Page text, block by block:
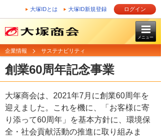
大塚IDとは 大塚ID新規登録 ログイン
メニュー
企業情報 サステナビリティ
創業60周年記念事業
大塚商会は、2021年7月に創業60周年を
迎えました。これを機に、「お客様に寄
り添って60周年」を基本方針に、環境保
全・社会貢献活動の推進に取り組みま